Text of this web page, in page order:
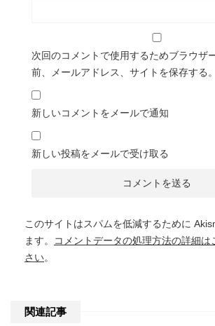
次回のコメントで使用するためブラウザ
前、メールアドレス、サイトを保存する。
新しいコメントをメールで通知
新しい投稿をメールで受け取る
このサイトはスパムを低減するために
ます。
コメントデータの処理方法の詳細は
さい。
関連記事